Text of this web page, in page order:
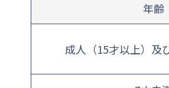
年齢
成人（15才以上）及